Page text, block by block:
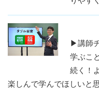
▶講師
学ぶこ
続く！
楽しんで学んでほしいと